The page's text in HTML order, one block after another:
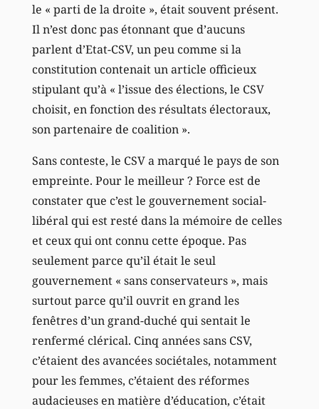
le « parti de la droite », était souvent présent.
Il n’est donc pas étonnant que d’aucuns
parlent d’Etat-CSV, un peu comme si la
constitution contenait un article officieux
stipulant qu’à « l’issue des élections, le CSV
choisit, en fonction des résultats électoraux,
son partenaire de coalition ».
Sans conteste, le CSV a marqué le pays de son
empreinte. Pour le meilleur ? Force est de
constater que c’est le gouvernement social-
libéral qui est resté dans la mémoire de celles
et ceux qui ont connu cette époque. Pas
seulement parce qu’il était le seul
gouvernement « sans conservateurs », mais
surtout parce qu’il ouvrit en grand les
fenêtres d’un grand-duché qui sentait le
renfermé clérical. Cinq années sans CSV,
c’étaient des avancées sociétales, notamment
pour les femmes, c’étaient des réformes
audacieuses en matière d’éducation, c’était